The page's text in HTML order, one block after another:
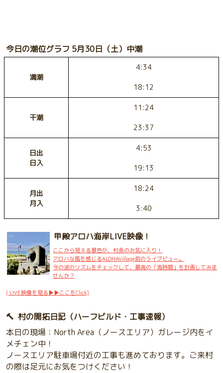
今日の潮位グラフ 5月30日（土）中潮
満潮
4:34
18:12
干潮
11:24
23:37
日出
日入
4:53
19:13
月出
月入
18:24
3:40
甲殿アロハ海岸LIVE映像！
ここから見える景色が、村長のお気に入り！
アロハな風を感じるALOHAVillage前のライブビュー。
今の波のリズムをチェックして、最高の「海時間」を計画してみま
せんか？
( LIVE映像を見る▶▶ここをClick)
🔨 村の開拓日記（ハーフビルド・工事速報）
本日の現場：North Area（ノースエリア）ガレージ内をイ
メチェン中！
ノースエリア駐車場付近の工事も進めております。ご来村
の際は足元にお気をつけください！